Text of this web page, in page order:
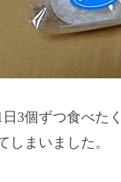
3個ずつ食べた
しまいました。